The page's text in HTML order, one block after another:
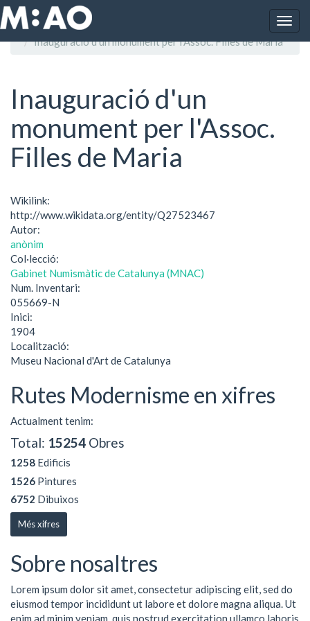
Vés al contingut
Inici
Inauguració d'un monument per l'Assoc. Filles de Maria
Inauguració d'un
monument per l'Assoc.
Filles de Maria
Wikilink:
http://www.wikidata.org/entity/Q27523467
Autor:
anònim
Col·lecció:
Gabinet Numismàtic de Catalunya (MNAC)
Num. Inventari:
055669-N
Inici:
1904
Localització:
Museu Nacional d'Art de Catalunya
Rutes Modernisme en xifres
Actualment tenim:
Total: 15254 Obres
1258 Edificis
1526 Pintures
6752 Dibuixos
Més xifres
Sobre nosaltres
Lorem ipsum dolor sit amet, consectetur adipiscing elit, sed do
eiusmod tempor incididunt ut labore et dolore magna aliqua. Ut
enim ad minim veniam, quis nostrud exercitation ullamco laboris